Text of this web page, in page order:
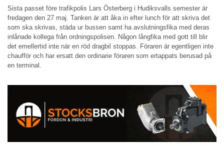
Sista passet före trafikpolis Lars Österberg i Hudiksvalls semester är
fredagen den 27 maj. Tanken är att åka in efter lunch för att skriva det
som ska skrivas, städa ur bussen samt ha avslutningsfika med deras
inlånade kollega från ordningspolisen. Någon långfika med gott till blir
det emellertid inte när en röd dragbil stoppas. Föraren är egentligen inte
chaufför och har ersatt den ordinarie föraren som ertappats berusad på
en terminal.